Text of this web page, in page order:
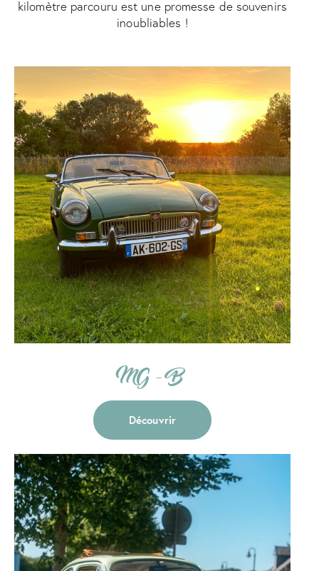
kilomètre parcouru est une promesse de souvenirs
inoubliables !
MG - B
Découvrir